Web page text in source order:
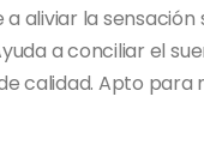
aliviar la sensación
a conciliar el
calidad. Apto para